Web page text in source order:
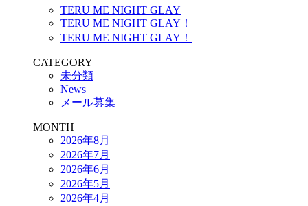
TERU ME NIGHT GLAY
TERU ME NIGHT GLAY！
TERU ME NIGHT GLAY！
CATEGORY
未分類
News
メール募集
MONTH
2026年8月
2026年7月
2026年6月
2026年5月
2026年4月